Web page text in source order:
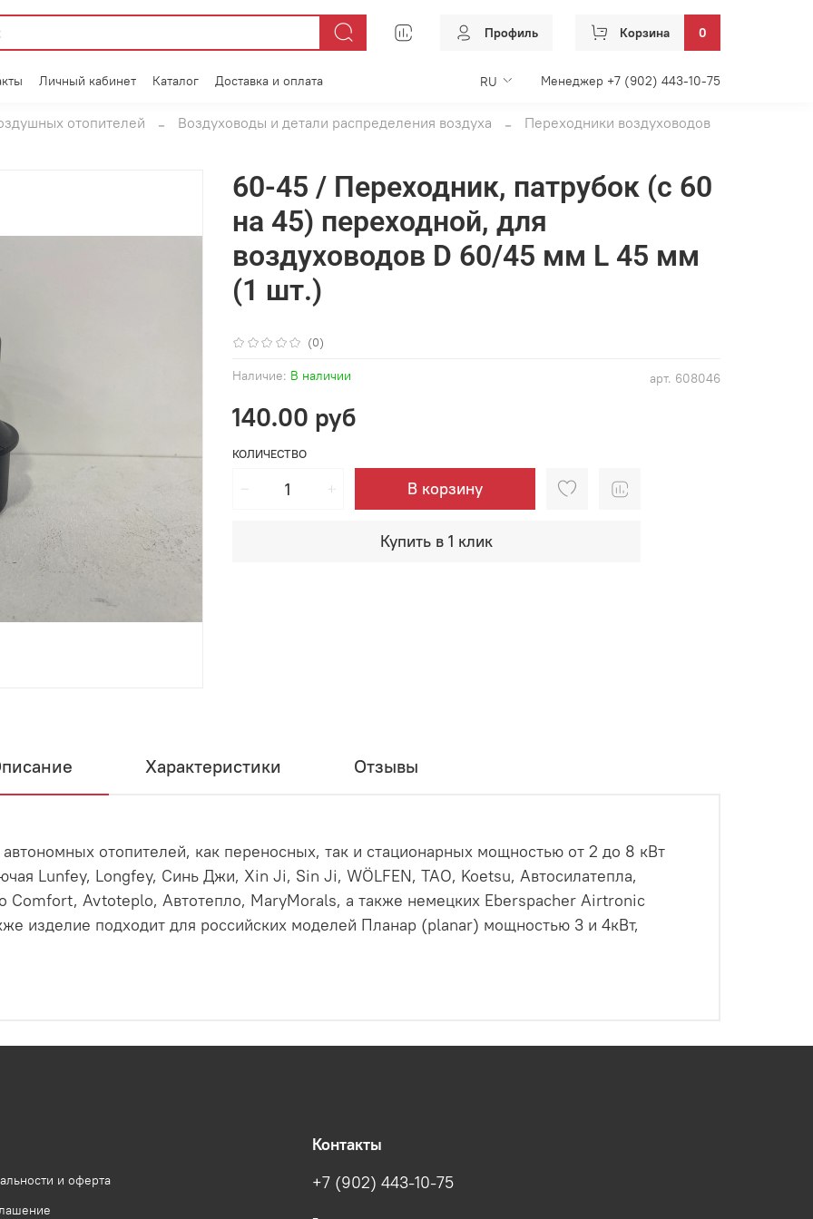
Профиль Корзина 0
Личный кабинет Каталог Доставка и оплата RU Менеджер +7 (902) 443-10-75
отопителей Воздуховоды и детали распределения воздуха Переходники воздуховодов
(0)
арт. 608046
Наличие: В наличии
60-45 / Переходник, патрубок (с 60
на 45) переходной, для
воздуховодов D 60/45 мм L 45 мм
(1 шт.)
140.00 руб
КОЛИЧЕСТВО
В корзину
Купить в 1 клик
Характеристики Отзывы
отопителей, как переносных, так и стационарных мощностью от 2 до 8 кВт
Lunfey, Longfey, Синь Джи, Xin Ji, Sin Ji, WÖLFEN, ТАО, Koetsu, Автосилатепла,
Comfort, Avtoteplo, Автотепло, MaryMorals, а также немецких Eberspacher Airtronic
изделие подходит для российских моделей Планар (planar) мощностью 3 и 4кВт,
и оферта
Контакты
+7 (902) 443-10-75